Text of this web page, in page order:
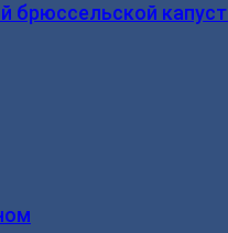
брюссельской